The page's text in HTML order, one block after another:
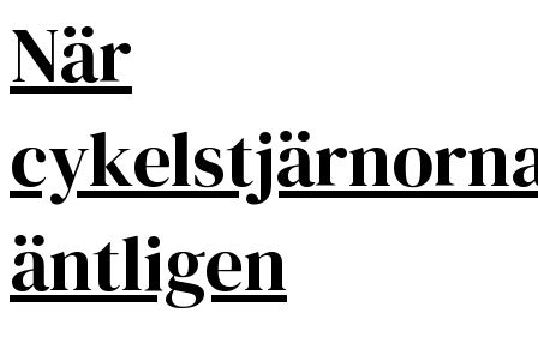
När
äntligen